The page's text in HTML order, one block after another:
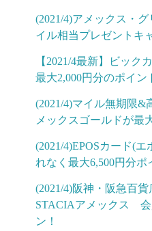
(2021/4)アメックス・
イル相当プレゼントキ
【2021/4最新】ビッ
最大2,000円分のポイン
(2021/4)マイル無期限
メックスゴールドが最
(2021/4)EPOSカード(
れなく最大6,500円分ポ
(2021/4)阪神・阪急百
STACIAアメックス 会
ン！